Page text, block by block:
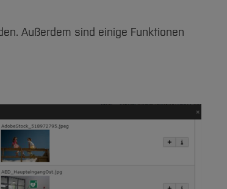
Außerdem sind einige Funktionen